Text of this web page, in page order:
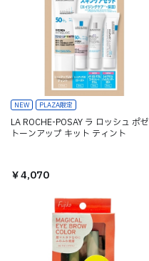
NEW PLAZA限定
LA ROCHE-POSAY ラ ロッシュ ポゼ
トーンアップ キット ティント
￥4,070